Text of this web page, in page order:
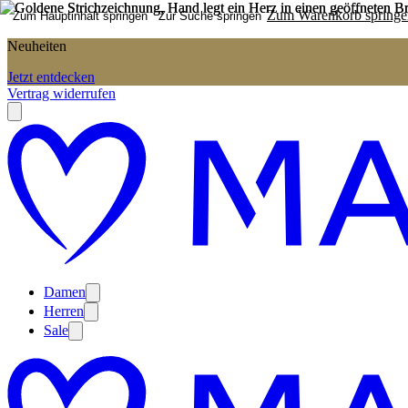
Zum Hauptinhalt springen Zur Suche springen Zum Warenkorb
Neuheiten
Jetzt entdecken
Vertrag widerrufen
Damen
Herren
Sale